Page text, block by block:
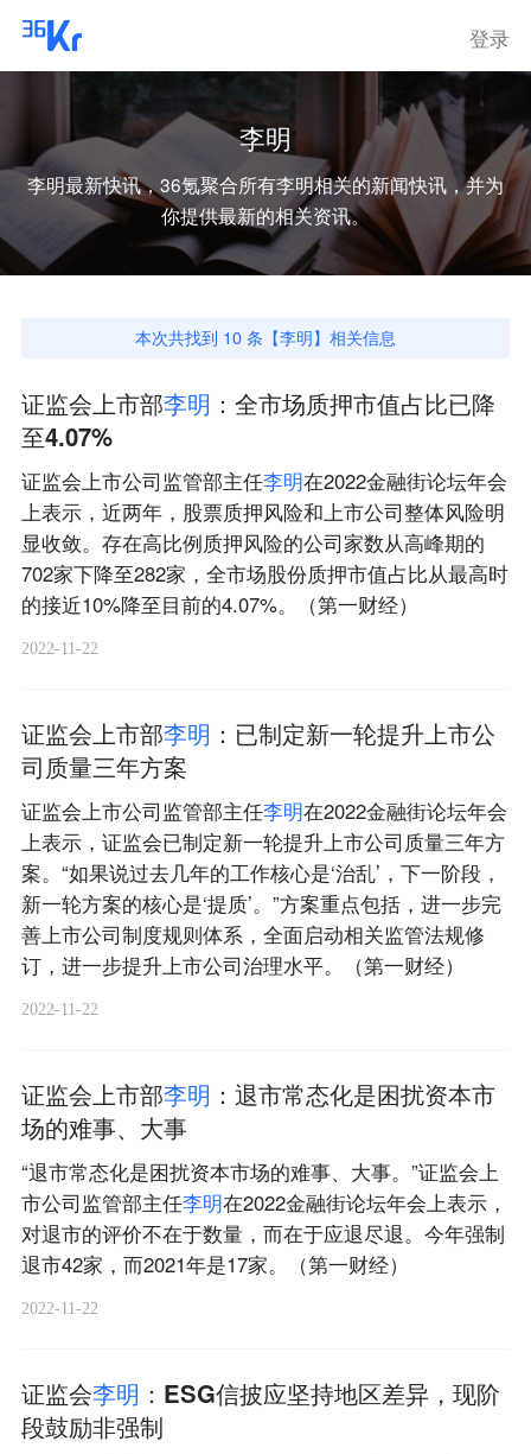
登录
李明
李明最新快讯，36氪聚合所有李明相关的新闻快讯，并为
你提供最新的相关资讯。
本次共找到 10 条【李明】相关信息
证监会上市部李明 ：全市场质押市值占比已降
至4.07%
证监会上市公司监管部主任李明在2022金融街论坛年会
上表示，近两年，股票质押风险和上市公司整体风险明
显收敛。存在高比例质押风险的公司家数从高峰期的
702家下降至282家，全市场股份质押市值占比从最高时
的接近10%降至目前的4.07%。（第一财经）
2022-11-22
证监会上市部李明 ：已制定新一轮提升上市公
司质量三年方案
证监会上市公司监管部主任李明在2022金融街论坛年会
上表示，证监会已制定新一轮提升上市公司质量三年方
案。“如果说过去几年的工作核心是‘治乱’，下一阶段，
新一轮方案的核心是‘提质’。”方案重点包括，进一步完
善上市公司制度规则体系，全面启动相关监管法规修
订，进一步提升上市公司治理水平。（第一财经）
2022-11-22
证监会上市部李明 ：退市常态化是困扰资本市
场的难事、大事
“退市常态化是困扰资本市场的难事、大事。”证监会上
市公司监管部主任李明在2022金融街论坛年会上表示，
对退市的评价不在于数量，而在于应退尽退。今年强制
退市42家，而2021年是17家。（第一财经）
2022-11-22
证监会李明 ：ESG信披应坚持地区差异，现阶
段鼓励非强制